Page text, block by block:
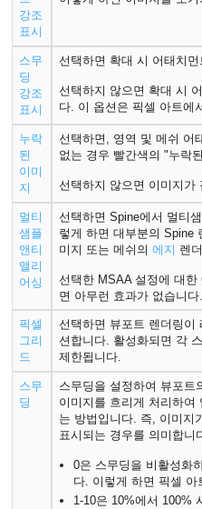
강조
표시
스무
딩
강조
표시
선택하면 확대 시 어태치
선택하지 않으면 확대 시
다. 이 옵션은 픽셀 아트에
누락
된
이미
지
선택하면, 영역 및 메쉬 어
없는 경우 빨간색의 "누락
선택하지 않으면 이미지가
멀티
샘플
앤티
앨리
어싱
선택하면 Spine에서 멀티
렇게 하면 대부분의 Spine
미지 또는 메쉬의 에지 렌
선택한 MSAA 설정에 대
면 아무런 효과가 없습니다.
픽셀
그리
드
선택하면 뷰포트 렌더링이
션합니다. 활성화되면 각
제한됩니다.
스무
딩
스무딩을 설정하여 뷰포트
이미지를 흐리게 처리하여
는 방법입니다. 즉, 이미지
표시되는 경우를 의미합니
0은 스무딩을 비활성화
다. 이렇게 하면 픽셀 아
1-10은 10%에서 100%